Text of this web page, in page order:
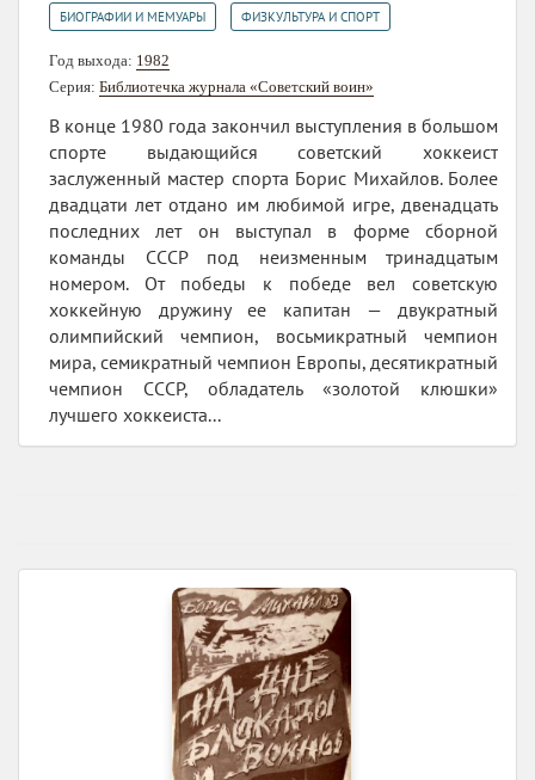
БИОГРАФИИ И МЕМУАРЫ ФИЗКУЛЬТУРА И СПОРТ
Год выхода: 1982
Серия: Библиотечка журнала «Советский воин»
В конце 1980 года закончил выступления в большом
спорте выдающийся советский хоккеист
заслуженный мастер спорта Борис Михайлов. Более
двадцати лет отдано им любимой игре, двенадцать
последних лет он выступал в форме сборной
команды СССР под неизменным тринадцатым
номером. От победы к победе вел советскую
хоккейную дружину ее капитан — двукратный
олимпийский чемпион, восьмикратный чемпион
мира, семикратный чемпион Европы, десятикратный
чемпион СССР, обладатель «золотой клюшки»
лучшего хоккеиста...